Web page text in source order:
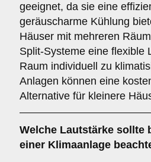
geeignet, da sie eine
geräuscharme Kühlung
Häuser mit mehreren
Split-Systeme eine flexible
Raum individuell zu
Anlagen können eine
Alternative für kleinere
Welche Lautstärke sollte
einer Klimaanlage